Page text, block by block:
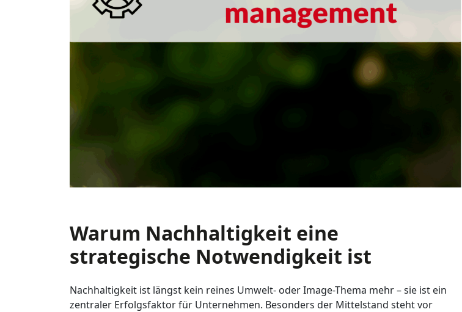
Warum Nachhaltigkeit eine
strategische Notwendigkeit ist
Nachhaltigkeit ist längst kein reines Umwelt- oder Image-Thema mehr – sie ist ein
zentraler Erfolgsfaktor für Unternehmen. Besonders der Mittelstand steht vor